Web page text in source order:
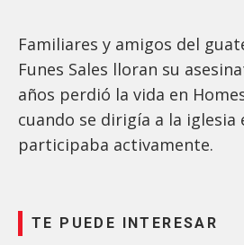
Familiares y amigos del
Funes Sales lloran su
años perdió la vida en
cuando se dirigía a la iglesia
participaba activamente.
TE PUEDE INTERESAR